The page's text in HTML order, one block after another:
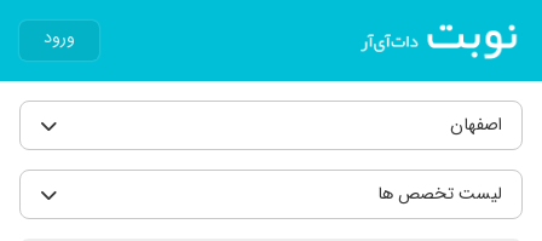
ورود
اصفهان
لیست تخصص ها